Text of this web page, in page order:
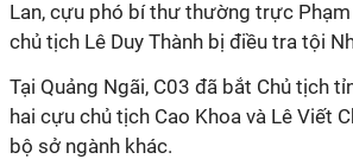
Lan, cựu phó bí thư thường trực
chủ tịch Lê Duy Thành bị điều tra tội
Tại Quảng Ngãi, C03 đã bắt Chủ tịch
hai cựu chủ tịch Cao Khoa và Lê Viết
bộ sở ngành khác.